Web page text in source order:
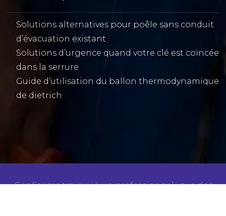
Solutions alternatives pour poêle sans conduit
d’évacuation existant
Solutions d’urgence quand votre clé est coincée
dans la serrure
Guide d’utilisation du ballon thermodynamique
de dietrich
Confier ses travaux à un professionnel : que des